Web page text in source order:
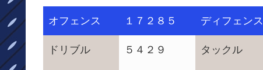
オフェンス １７２８５ ディフェンス
ドリブル ５４２９ タックル